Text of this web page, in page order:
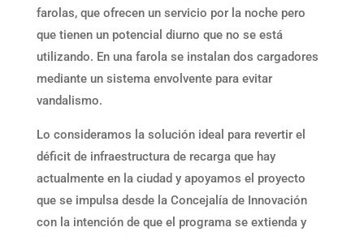
farolas, que ofrecen un servicio por la noche pero
que tienen un potencial diurno que no se está
utilizando. En una farola se instalan dos cargadores
mediante un sistema envolvente para evitar
vandalismo.
Lo consideramos la solución ideal para revertir el
déficit de infraestructura de recarga que hay
actualmente en la ciudad y apoyamos el proyecto
que se impulsa desde la Concejalía de Innovación
con la intención de que el programa se extienda y